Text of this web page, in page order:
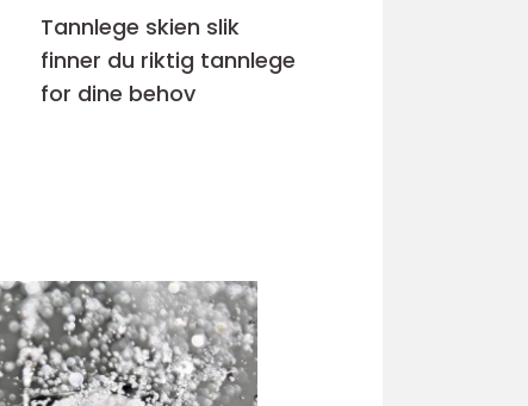
Tannlege skien slik
finner du riktig tannlege
for dine behov